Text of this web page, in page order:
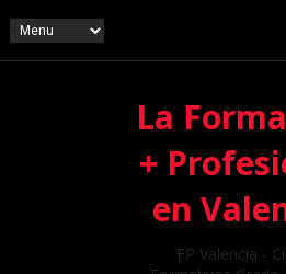
La
+
en
FP Valencia -